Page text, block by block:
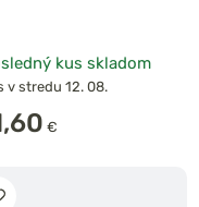
kus skladom
v stredu 12. 08.
€